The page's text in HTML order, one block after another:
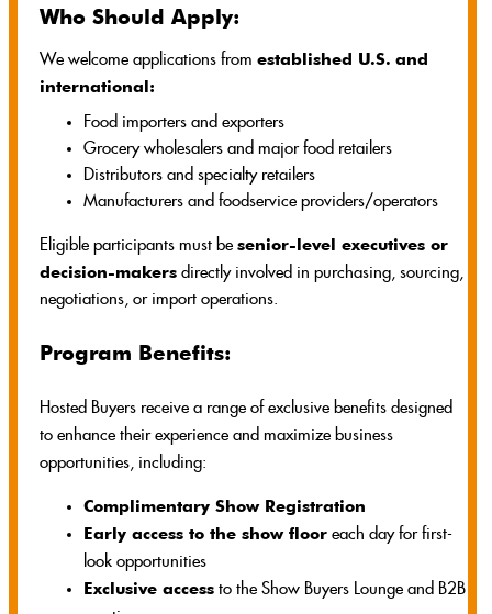
Who Should Apply:
We welcome applications from established U.S. and
international:
Food importers and exporters
Grocery wholesalers and major food retailers
Distributors and specialty retailers
Manufacturers and foodservice providers/operators
Eligible participants must be senior-level executives or
decision-makers directly involved in purchasing, sourcing,
negotiations, or import operations.
Program Benefits:
Hosted Buyers receive a range of exclusive benefits designed
to enhance their experience and maximize business
opportunities, including:
Complimentary Show Registration
Early access to the show floor each day for first-
look opportunities
Exclusive access to the Show Buyers Lounge and B2B